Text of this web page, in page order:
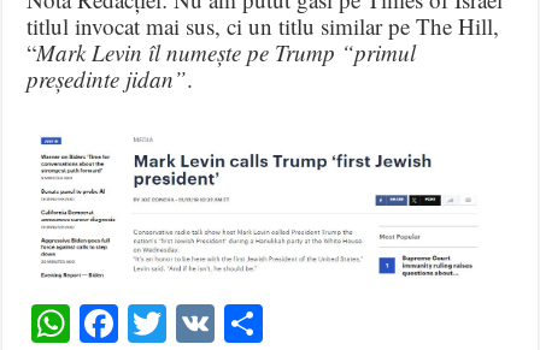
titlul invocat mai sus, ci un titlu similar pe The Hill,
“Mark Levin îl numește pe Trump “primul
președinte jidan”.
WhatsApp
Facebook
Twitter
VK